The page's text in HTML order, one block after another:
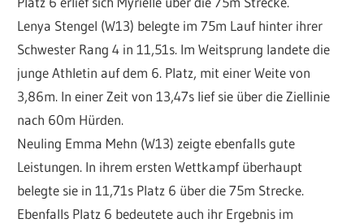
Lenya Stengel (W13) belegte im 75m Lauf hinter ihrer
Schwester Rang 4 in 11,51s. Im Weitsprung landete die
junge Athletin auf dem 6. Platz, mit einer Weite von
3,86m. In einer Zeit von 13,47s lief sie über die Ziellinie
nach 60m Hürden.
Neuling Emma Mehn (W13) zeigte ebenfalls gute
Leistungen. In ihrem ersten Wettkampf überhaupt
belegte sie in 11,71s Platz 6 über die 75m Strecke.
Ebenfalls Platz 6 bedeutete auch ihr Ergebnis im